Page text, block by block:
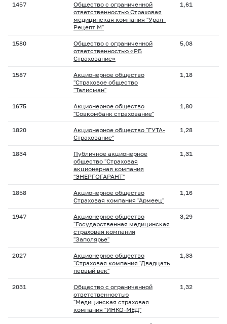
1457
Общество с ограниченной
ответственностью Страховая
медицинская компания "Урал-
Рецепт М"
1,61
1580
Общество с ограниченной
ответственностью «РБ
Страхование»
5,08
1587
Акционерное общество
"Страховое общество
"Талисман"
1,18
1675
Акционерное общество
"Совкомбанк страхование"
1,80
1820
Акционерное общество "ГУТА-
Страхование"
1,28
1834
Публичное акционерное
общество "Страховая
акционерная компания
"ЭНЕРГОГАРАНТ"
1,31
1858
Акционерное общество
Страховая компания "Армеец"
1,16
1947
Акционерное общество
"Государственная медицинская
страховая компания
"Заполярье"
3,29
2027
Акционерное общество
"Страховая компания "Двадцать
первый век"
1,33
2031
Общество с ограниченной
ответственностью
"Медицинская страховая
компания "ИНКО-МЕД"
1,32